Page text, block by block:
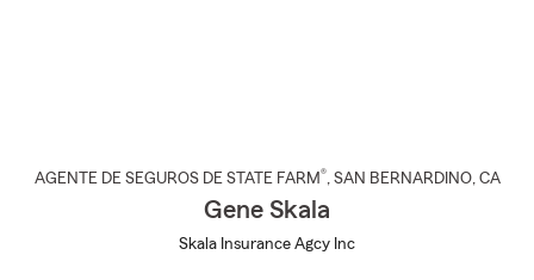
AGENTE DE SEGUROS DE STATE FARM®, SAN BERNARDINO, CA
Gene Skala
Skala Insurance Agcy Inc